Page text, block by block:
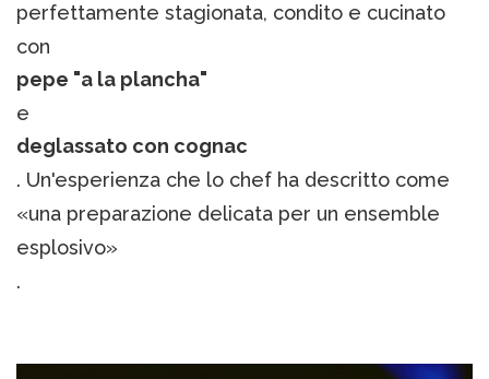
perfettamente stagionata, condito e cucinato
con
pepe "a la plancha"
e
deglassato con cognac
. Un'esperienza che lo chef ha descritto come
«una preparazione delicata per un ensemble
esplosivo»
.